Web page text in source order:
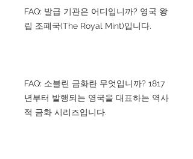
FAQ: 발급 기관은 어디입니까? 영국 왕
립 조폐국(The Royal Mint)입니다.
FAQ: 소블린 금화란 무엇입니까? 1817
년부터 발행되는 영국을 대표하는 역사
적 금화 시리즈입니다.